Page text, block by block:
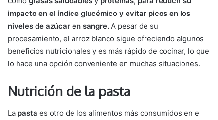
impacto en el índice glucémico y evitar picos en los
niveles de azúcar en sangre. A pesar de su
procesamiento, el arroz blanco sigue ofreciendo algunos
beneficios nutricionales y es más rápido de cocinar, lo que
lo hace una opción conveniente en muchas situaciones.
Nutrición de la pasta
La pasta es otro de los alimentos más consumidos en el